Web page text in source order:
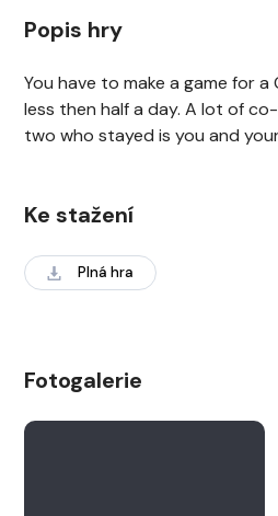
Popis hry
You have to make a game for
less then half a day. A lot of
two who stayed is you and
Ke stažení
Plná hra
Fotogalerie